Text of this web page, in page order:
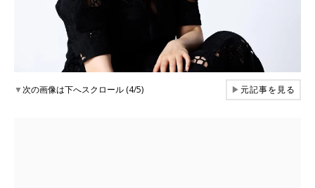
▼次の画像は下へスクロール (4/5) ▶元記事を見る